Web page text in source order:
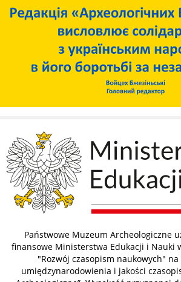
Państwowe Muzeum Archeologiczne
finansowe Ministerstwa Edukacji i Nauki
"Rozwój czasopism naukowych"
umiędzynarodowienia i jakości